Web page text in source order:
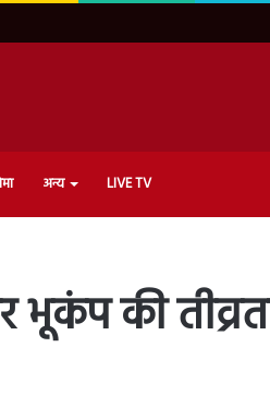
अन्य LIVE TV
की